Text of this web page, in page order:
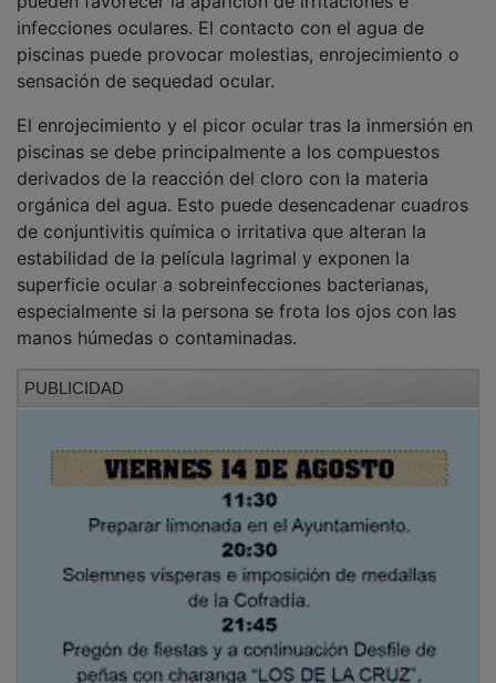
infecciones oculares. El contacto con el agua de
piscinas puede provocar molestias, enrojecimiento o
sensación de sequedad ocular.
piscinas se debe principalmente a los compuestos
derivados de la reacción del cloro con la materia
orgánica del agua. Esto puede desencadenar cuadros
de conjuntivitis química o irritativa que alteran la
estabilidad de la película lagrimal y exponen la
superficie ocular a sobreinfecciones bacterianas,
especialmente si la persona se frota los ojos con las
manos húmedas o contaminadas.